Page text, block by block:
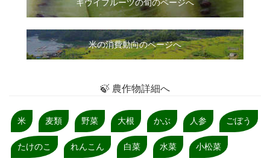
キウイフルーツの旬のページへ
米の消費動向のページへ
🍃 農作物詳細へ
米 麦類 野菜 大根 かぶ 人参 ごぼう
たけのこ れんこん 白菜 水菜 小松菜